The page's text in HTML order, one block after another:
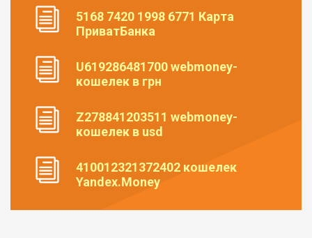
5168 7420 1998 6771 Карта
ПриватБанка
U619286481700 webmoney-
кошелек в грн
Z278841203511 webmoney-
кошелек в usd
410012321372402 кошелек
Yandex.Money